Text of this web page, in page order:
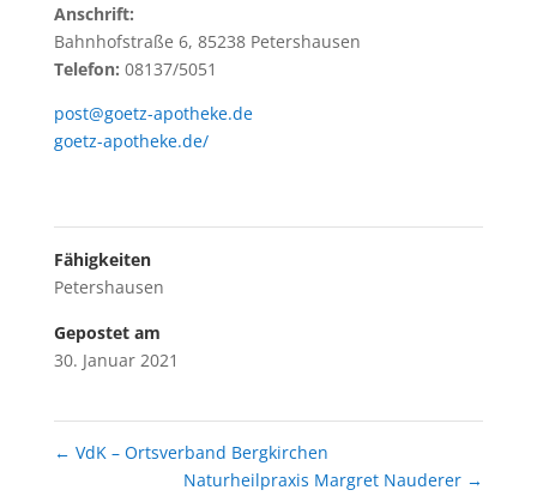
Anschrift:
Bahnhofstraße 6, 85238 Petershausen
Telefon: 08137/5051
post@goetz-apotheke.de
goetz-apotheke.de/
Fähigkeiten
Petershausen
Gepostet am
30. Januar 2021
← VdK – Ortsverband Bergkirchen
Naturheilpraxis Margret Nauderer →